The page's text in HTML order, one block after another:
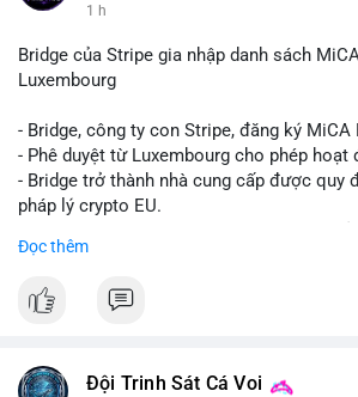
1 h
Bridge của Stripe gia nhập danh sách
Luxembourg
- Bridge, công ty con Stripe, đăng ký MiCA
- Phê duyệt từ Luxembourg cho phép hoạt
- Bridge trở thành nhà cung cấp được quy
pháp lý crypto EU.
#luxembourg
Đọc thêm
Đội Trinh Sát Cá Voi